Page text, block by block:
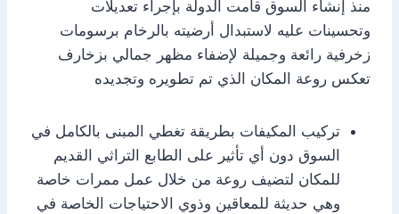
منذ إنشاء السوق قامت الدولة بإجراء تعديلات
وتحسينات عليه لاستبدال أرضيته بالرخام برسومات
زخرفية رائعة وجميلة لإضفاء مظهر جمالي بزخارف
تعكس روعة المكان الذي تم تطويره وتجديده
تركيب المكيفات بطريقة تغطي المبنى بالكامل في
السوق دون أي تأثير على الطابع التراثي القديم
للمكان لتضيف روعة من خلال عمل ممرات خاصة
وهي حديثة للمعاقين وذوي الاحتياجات الخاصة في